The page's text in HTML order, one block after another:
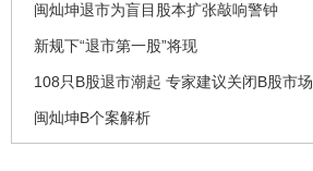
闽灿坤退市为盲目股本扩张敲响警钟
新规下“退市第一股”将现
108只B股退市潮起 专家建议关闭B股市场
闽灿坤B个案解析